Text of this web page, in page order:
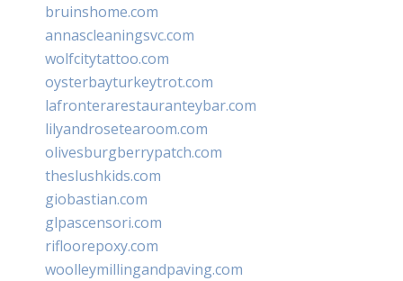
bruinshome.com
annascleaningsvc.com
wolfcitytattoo.com
oysterbayturkeytrot.com
lafronterarestauranteybar.com
lilyandrosetearoom.com
olivesburgberrypatch.com
theslushkids.com
giobastian.com
glpascensori.com
rifloorepoxy.com
woolleymillingandpaving.com